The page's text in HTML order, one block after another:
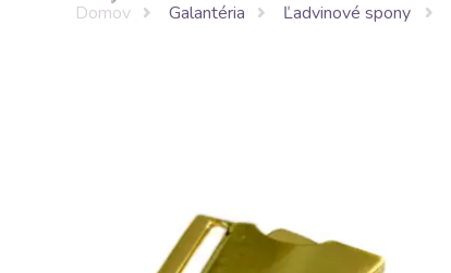
Domov Galantéria Ľadvinové spony